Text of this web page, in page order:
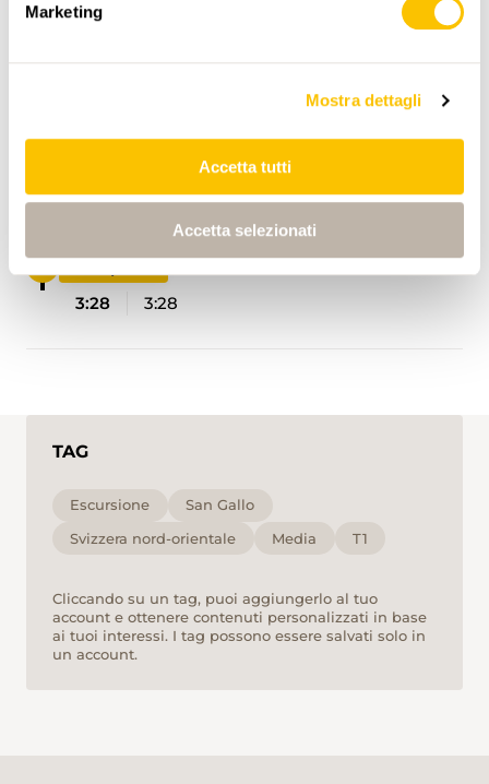
Marketing
Mostra dettagli
Accetta tutti
Accetta selezionati
ITINERARIO PROFILO DI ALTEZZA
3:28
3:28
TAG
Escursione
San Gallo
Svizzera nord-orientale
Media T1
Cliccando su un tag, puoi aggiungerlo al tuo
account e ottenere contenuti personalizzati in base
ai tuoi interessi. I tag possono essere salvati solo in
un account.